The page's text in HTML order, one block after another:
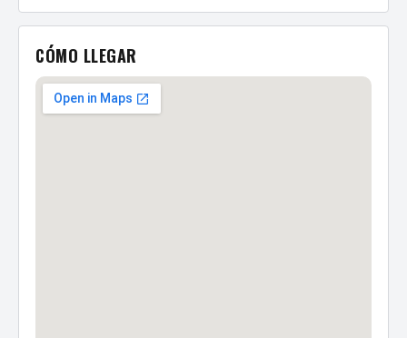
CÓMO LLEGAR